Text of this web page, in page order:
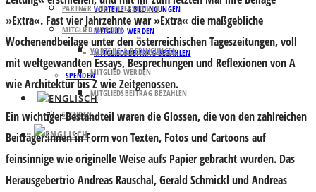
VORTEILE & BEDINGUNGEN
MITGLIED WERDEN
MITGLIEDSBEITRAG BEZAHLEN
SPENDEN
PARTNER UND UNTERSTÜTZER
MITGLIED WERDEN
VORTEILE & BEDINGUNGEN
MITGLIED WERDEN
MITGLIEDSBEITRAG BEZAHLEN
SPENDEN
»Extra«. Fast vier Jahrzehnte war »Extra« die maßgebliche
Wochenendbeilage unter den österreichischen Tageszeitungen, voll
mit weltgewandten Essays, Besprechungen und Reflexionen von A
wie Architektur bis Z wie Zeitgenossen.
Ein wichtiger Bestandteil waren die Glossen, die von den zahlreichen
Beiträger:innen in Form von Texten, Fotos und Cartoons auf
feinsinnige wie originelle Weise aufs Papier gebracht wurden. Das
Herausgebertrio Andreas Rauschal, Gerald Schmickl und Andreas